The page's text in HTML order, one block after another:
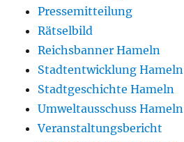
Pressemitteilung
Rätselbild
Reichsbanner Hameln
Stadtentwicklung Hameln
Stadtgeschichte Hameln
Umweltausschuss Hameln
Veranstaltungsbericht